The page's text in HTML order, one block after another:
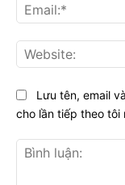
Lưu tên, email
cho lần tiếp theo tôi